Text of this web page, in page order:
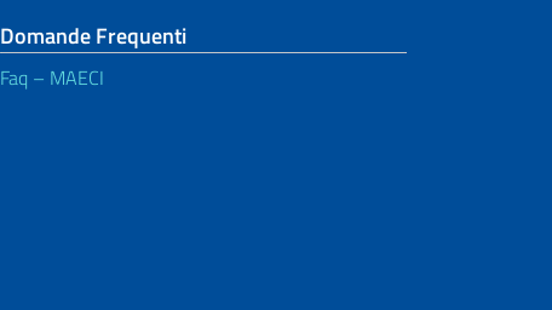
Domande Frequenti
Faq – MAECI